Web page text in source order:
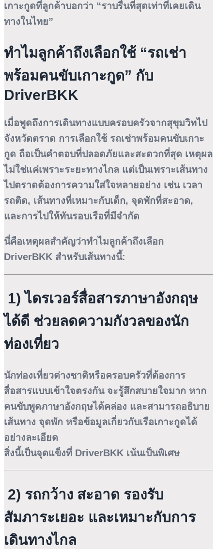
เกาะกูดที่ลูกค้าบอกว่า “ราบรื่นที่สุดเท่าที่เคยเดิน
ทางในไทย”
ทำไมลูกค้าถึงเลือกใช้ “รถเช่า
พร้อมคนขับเกาะกูด” กับ
DriverBKK
เมื่อพูดถึงการเดินทางแบบครอบครัวจากสุขุมวิทไป
จังหวัดตราด การเลือกใช้ รถเช่าพร้อมคนขับเกาะ
กูด ถือเป็นคำตอบที่ปลอดภัยและสะดวกที่สุด เหตุผล
ไม่ใช่แค่เพราะระยะทางไกล แต่เป็นเพราะเส้นทาง
ไปตราดต้องการความใส่ใจหลายอย่าง เช่น เวลา
รถติด, เส้นทางที่เหมาะกับเด็ก, จุดพักที่สะอาด,
และการไปให้ทันรอบเรือที่มีจำกัด
นี่คือเหตุผลสำคัญว่าทำไมลูกค้าถึงเลือก
DriverBKK สำหรับเส้นทางนี้:
1) ไดรเวอร์สื่อสารภาษาอังกฤษ
ได้ดี ช่วยลดความกังวลของนัก
ท่องเที่ยว
นักท่องเที่ยวต่างชาติหรือครอบครัวที่ต้องการ
สื่อสารแบบเข้าใจตรงกัน จะรู้สึกสบายใจมาก หาก
คนขับพูดภาษาอังกฤษได้คล่อง และสามารถอธิบาย
เส้นทาง จุดพัก หรือข้อมูลเกี่ยวกับเรือเกาะกูดได้
อย่างละเอียด
สิ่งนี้เป็นจุดแข็งที่ DriverBKK เน้นเป็นพิเศษ
2) รถกว้าง สะอาด รองรับ
สัมภาระเยอะ และเหมาะกับการ
เดินทางไกล